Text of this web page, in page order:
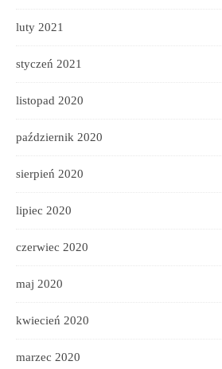
luty 2021
styczeń 2021
listopad 2020
październik 2020
sierpień 2020
lipiec 2020
czerwiec 2020
maj 2020
kwiecień 2020
marzec 2020